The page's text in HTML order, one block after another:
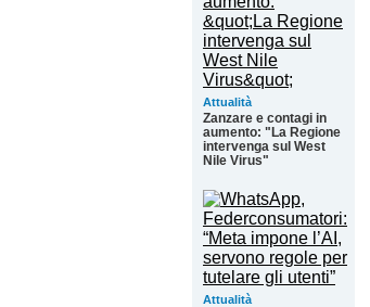
Attualità
Zanzare e contagi in
aumento: "La Regione
intervenga sul West
Nile Virus"
Attualità